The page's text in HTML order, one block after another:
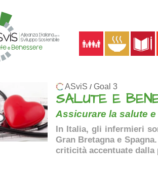
ASviS / Goal 3
SALUTE E
Assicurare la salute
In Italia, gli infermieri
Gran Bretagna e
criticità accentuate dalla